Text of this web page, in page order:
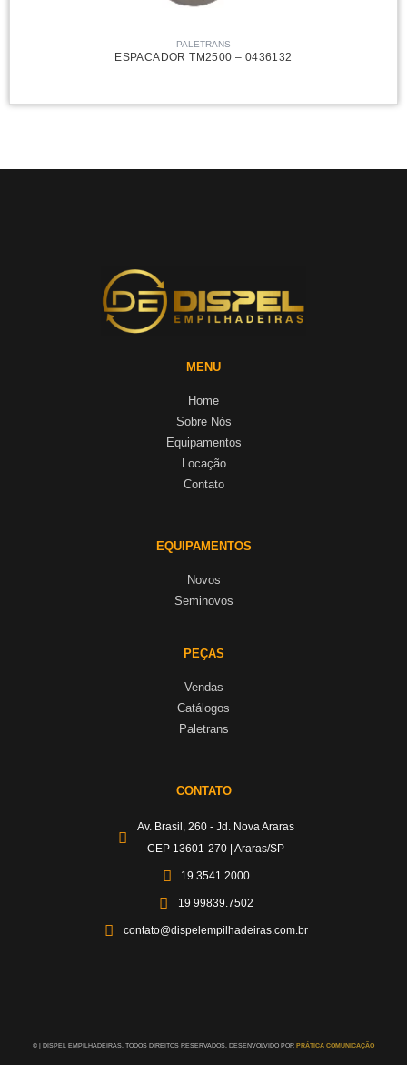
PALETRANS
ESPACADOR TM2500 – 0436132
MENU
Home
Sobre Nós
Equipamentos
Locação
Contato
EQUIPAMENTOS
Novos
Seminovos
PEÇAS
Vendas
Catálogos
Paletrans
CONTATO
Av. Brasil, 260 - Jd. Nova Araras
CEP 13601-270 | Araras/SP
19 3541.2000
19 99839.7502
contato@dispelempilhadeiras.com.br
© | DISPEL EMPILHADEIRAS. TODOS DIREITOS RESERVADOS. DESENVOLVIDO POR PRÁTICA COMUNICAÇÃO